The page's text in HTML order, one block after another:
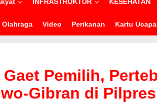
Olahraga Video Perikanan Kartu
Pemilih,
Gibran di Pilpres